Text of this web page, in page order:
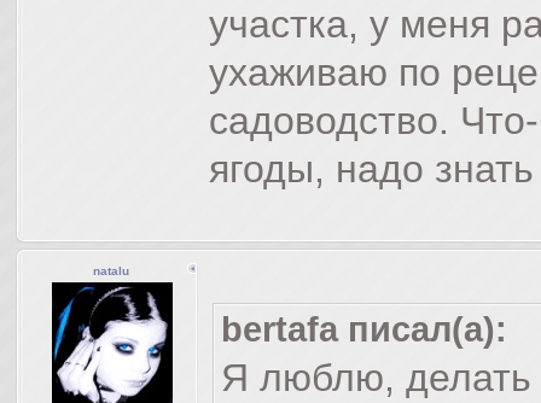
участка, у меня
ухаживаю по
садоводство.
ягоды, надо
natalu
bertafa писал(а):
Я люблю, делать